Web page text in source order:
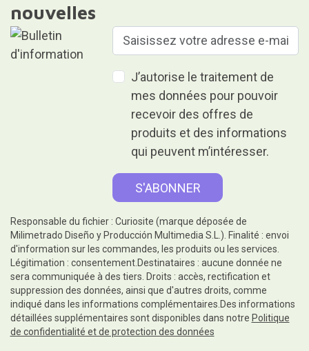
nouvelles
J’autorise le traitement de
mes données pour pouvoir
recevoir des offres de
produits et des informations
qui peuvent m’intéresser.
Responsable du fichier : Curiosite (marque déposée de
Milimetrado Diseño y Producción Multimedia S.L.). Finalité : envoi
d'information sur les commandes, les produits ou les services.
Légitimation : consentement.Destinataires : aucune donnée ne
sera communiquée à des tiers. Droits : accès, rectification et
suppression des données, ainsi que d'autres droits, comme
indiqué dans les informations complémentaires.Des informations
détaillées supplémentaires sont disponibles dans notre Politique
de confidentialité et de protection des données